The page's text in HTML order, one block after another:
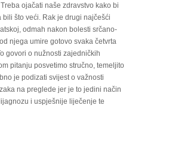
ojačati naše zdravstvo kako bi
bili što veći. Rak je drugi najčešći
odmah nakon bolesti srčano-
njega umire gotovo svaka četvrta
govori o nužnosti zajedničkih
pitanju posvetimo stručno, temeljito
je podizati svijest o važnosti
na preglede jer je to jedini način
i uspješnije liječenje te